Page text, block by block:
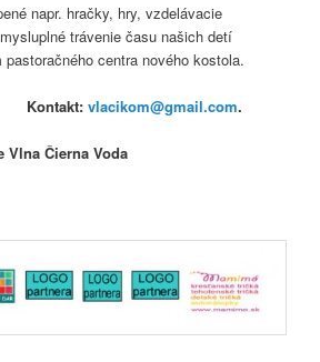
napr. hračky, hry, vzdelávacie
trávenie času našich detí
centra nového kostola.
Kontakt:vlacikom@gmail.com.
Vlna Čierna Voda